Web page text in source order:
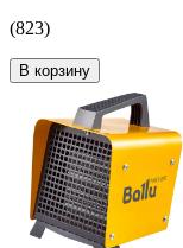
(823)
В корзину